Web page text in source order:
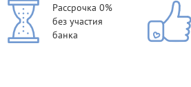
Рассрочка 0%
без участия
банка